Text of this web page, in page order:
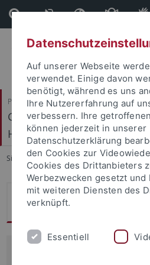
Direkt
zum
Inhalt
Direkt
zur
Fußleiste
Philosophische Fakultät
Geschichtliche
Hilfswissenschaften
Sie sind hier: Startseite ...
Christina Sanna
Auf unserer Webseite
verwendet. Einige davon
benötigt, während es uns
Ihre Nutzererfahrung auf
verbessern. Ihre
können jederzeit in unserer
Datenschutzerklärung
den Cookies zur
Cookies des Drittanbieters
Werbezwecken gesetzt und
mit weiteren Diensten des
verknüpft.
Essentiell